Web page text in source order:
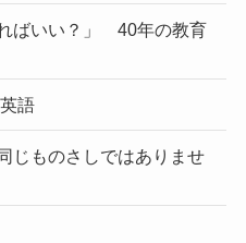
ばいい？」 40年の教育
語
じものさしではありませ